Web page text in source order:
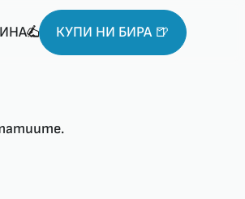
КУПИ НИ БИРА 🍺